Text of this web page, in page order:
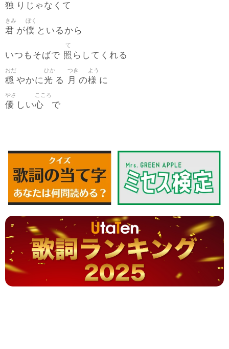
独 りじゃなくて
君
きみ
が僕
ぼく
といるから
いつもそばで 照
て
らしてくれる
穏
おだ
やかに光
ひか
る 月
つき
の様
よう
に
優
やさ
しい心
こころ
で